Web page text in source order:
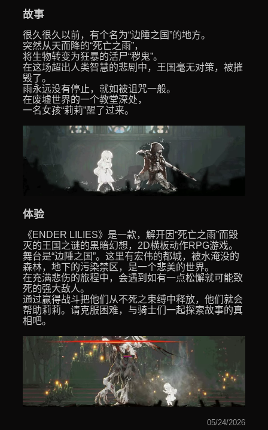
故事
很久很久以前，有个名为“边陲之国”的地方。
突然从天而降的“死亡之雨”，
将生物转变为狂暴的活尸“秽鬼”。
在这场超出人类智慧的悲剧中，王国毫无对策，被摧
毁了。
雨永远没有停止，就如被诅咒一般。
在废墟世界的一个教堂深处，
一名女孩“莉莉”醒了过来。
体验
《ENDER LILIES》是一款，解开因“死亡之雨”而毁
灭的王国之谜的黑暗幻想，2D横板动作RPG游戏。
舞台是“边陲之国”。这里有宏伟的都城，被水淹没的
森林，地下的污染禁区，是一个悲美的世界。
在充满悲伤的旅程中，会遇到如有一点松懈就可能致
死的强大敌人。
通过赢得战斗把他们从不死之束缚中释放，他们就会
帮助莉莉。请克服困难，与骑士们一起探索故事的真
相吧。
05/24/2026